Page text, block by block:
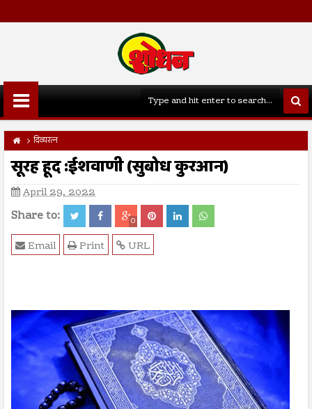
दिव्यरत्न
सूरह हूद :ईशवाणी (सुबोध कुरआन)
April 29, 2022
Share to: 0
URL
Print
Email